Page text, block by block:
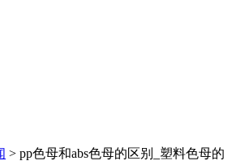
> pp色母和abs色母的区别_塑料色母的